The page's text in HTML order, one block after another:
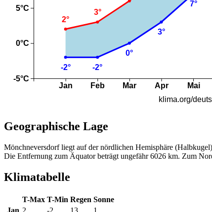
Geographische Lage
Mönchneversdorf liegt auf der nördlichen Hemisphäre
Die Entfernung zum Äquator beträgt ungefähr 6026 km. Zum
Klimatabelle
T-Max T-Min Regen Sonne
Jan 2 -2 13
1